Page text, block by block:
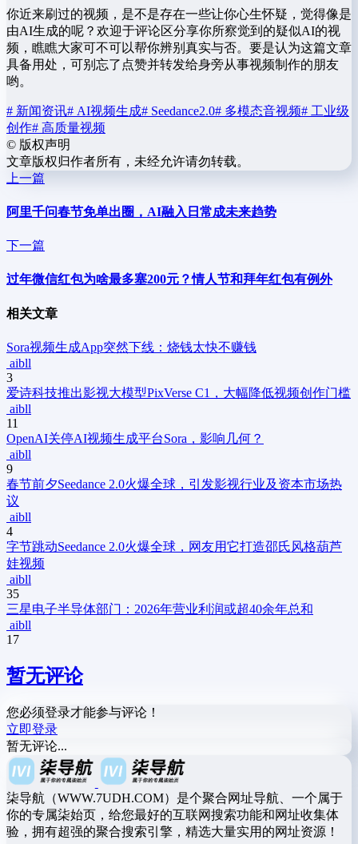
你近来刷过的视频，是不是存在一些让你心生怀疑，觉得像是
由AI生成的呢？欢迎于评论区分享你所察觉到的疑似AI的视
频，瞧瞧大家可不可以帮你辨别真实与否。要是认为这篇文章
具备用处，可别忘了点赞并转发给身旁从事视频制作的朋友
哟。
# 新闻资讯# AI视频生成# Seedance2.0# 多模态音视频# 工业级
创作# 高质量视频
© 版权声明
文章版权归作者所有，未经允许请勿转载。
上一篇
阿里千问春节免单出圈，AI融入日常成未来趋势
下一篇
过年微信红包为啥最多塞200元？情人节和拜年红包有例外
相关文章
Sora视频生成App突然下线：烧钱太快不赚钱
aibll
3
爱诗科技推出影视大模型PixVerse C1，大幅降低视频创作门槛
aibll
11
OpenAI关停AI视频生成平台Sora，影响几何？
aibll
9
春节前夕Seedance 2.0火爆全球，引发影视行业及资本市场热
议
aibll
4
字节跳动Seedance 2.0火爆全球，网友用它打造邵氏风格葫芦
娃视频
aibll
35
三星电子半导体部门：2026年营业利润或超40余年总和
aibll
17
暂无评论
您必须登录才能参与评论！
立即登录
暂无评论...
柒导航（WWW.7UDH.COM）是个聚合网址导航、一个属于
你的专属柒始页，给您最好的互联网搜索功能和网址收集体
验，拥有超强的聚合搜索引擎，精选大量实用的网址资源！